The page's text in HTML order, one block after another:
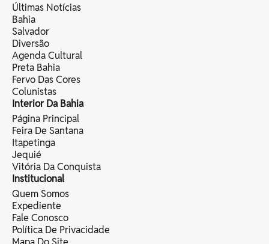
Últimas Notícias
Bahia
Salvador
Diversão
Agenda Cultural
Preta Bahia
Fervo Das Cores
Colunistas
Interior Da Bahia
Página Principal
Feira De Santana
Itapetinga
Jequié
Vitória Da Conquista
Institucional
Quem Somos
Expediente
Fale Conosco
Política De Privacidade